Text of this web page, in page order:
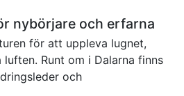
nybörjare och erfarna
för att uppleva lugnet,
Runt om i Dalarna finns
och